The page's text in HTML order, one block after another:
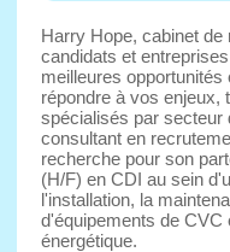
Harry Hope, cabinet
candidats et
meilleures
répondre à vos enjeux,
spécialisés par secteur
consultant en
recherche pour son
(H/F) en CDI au sein
l'installation, la
d'équipements de CVC
énergétique.